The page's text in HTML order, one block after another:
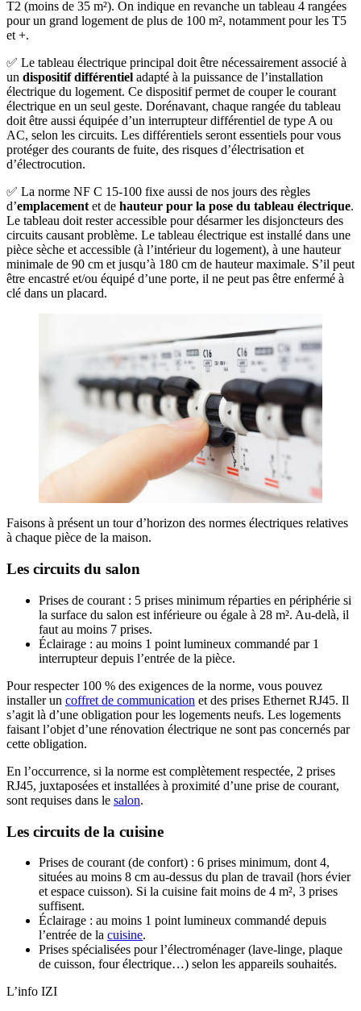
T2 (moins de 35 m²). On indique en revanche un tableau 4 rangées
pour un grand logement de plus de 100 m², notamment pour les T5
et +.
✅ Le tableau électrique principal doit être nécessairement associé à
un dispositif différentiel adapté à la puissance de l’installation
électrique du logement. Ce dispositif permet de couper le courant
électrique en un seul geste. Dorénavant, chaque rangée du tableau
doit être aussi équipée d’un interrupteur différentiel de type A ou
AC, selon les circuits. Les différentiels seront essentiels pour vous
protéger des courants de fuite, des risques d’électrisation et
d’électrocution.
✅ La norme NF C 15-100 fixe aussi de nos jours des règles
d’emplacement et de hauteur pour la pose du tableau électrique.
Le tableau doit rester accessible pour désarmer les disjoncteurs des
circuits causant problème. Le tableau électrique est installé dans une
pièce sèche et accessible (à l’intérieur du logement), à une hauteur
minimale de 90 cm et jusqu’à 180 cm de hauteur maximale. S’il peut
être encastré et/ou équipé d’une porte, il ne peut pas être enfermé à
clé dans un placard.
Faisons à présent un tour d’horizon des normes électriques relatives
à chaque pièce de la maison.
Les circuits du salon
Prises de courant : 5 prises minimum réparties en périphérie si
la surface du salon est inférieure ou égale à 28 m². Au-delà, il
faut au moins 7 prises.
Éclairage : au moins 1 point lumineux commandé par 1
interrupteur depuis l’entrée de la pièce.
Pour respecter 100 % des exigences de la norme, vous pouvez
installer un coffret de communication et des prises Ethernet RJ45. Il
s’agit là d’une obligation pour les logements neufs. Les logements
faisant l’objet d’une rénovation électrique ne sont pas concernés par
cette obligation.
En l’occurrence, si la norme est complètement respectée, 2 prises
RJ45, juxtaposées et installées à proximité d’une prise de courant,
sont requises dans le salon.
Les circuits de la cuisine
Prises de courant (de confort) : 6 prises minimum, dont 4,
situées au moins 8 cm au-dessus du plan de travail (hors évier
et espace cuisson). Si la cuisine fait moins de 4 m², 3 prises
suffisent.
Éclairage : au moins 1 point lumineux commandé depuis
l’entrée de la cuisine.
Prises spécialisées pour l’électroménager (lave-linge, plaque
de cuisson, four électrique…) selon les appareils souhaités.
L’info IZI